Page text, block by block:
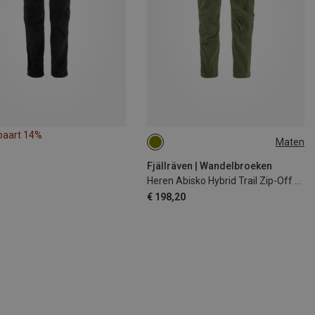
14%
Maten
Fjällräven | Wandelbroeken
€ 198,20
XXL